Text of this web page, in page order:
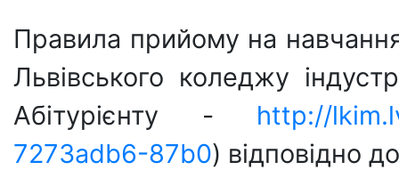
Правила прийому на
Львівського коледжу
Абітурієнту - http://
7273adb6-87b0) відповідно